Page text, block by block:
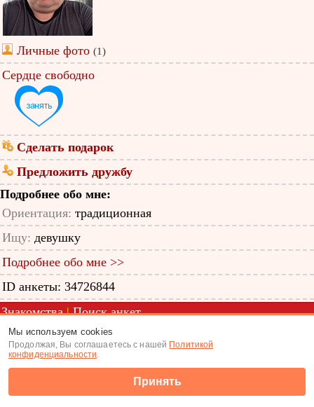
Личные фото (1)
Сердце свободно
Сделать подарок
Предложить дружбу
Подробнее обо мне:
Ориентация: традиционная
Ищу: девушку
Подробнее обо мне >>
ID анкеты: 34726844
Знакомства|Поиск анкет
(c) Tabor.ru 2026
Мы используем cookies
Продолжая, Вы соглашаетесь с нашей Политикой
конфиденциальности.
Принять